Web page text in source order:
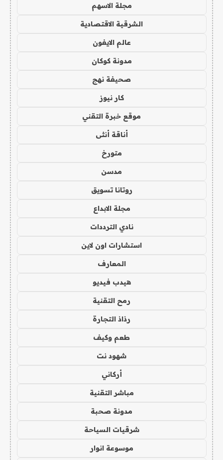
مجلة الاسهم
الشرقية الاقتصادية
عالم الايفون
مدونة كوكان
صحيفة نهج
كار نيوز
موقع خبرة التقني
أناقة أنثى
متورخ
مدسن
روتانا تسويق
مجلة الابداع
نادي الترددات
استشارات اون لاين
المعارف
هيدب فيديو
رمح التقنية
رذاذ التجارة
طعم وكيف
شهود نت
أركاني
مباشر التقنية
مدونة صحبة
شرقيات السياحة
موسوعة انوار